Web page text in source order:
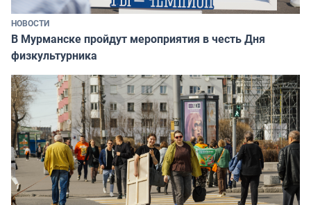
НОВОСТИ
В Мурманске пройдут мероприятия в честь Дня
физкультурника